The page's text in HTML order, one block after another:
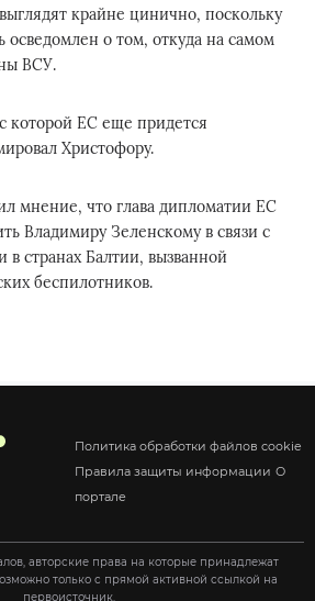
крайне цинично, поскольку
осведомлен о том, откуда на самом
ВСУ.
которой ЕС еще придется
Христофору.
мнение, что глава дипломатии ЕС
Владимиру Зеленскому в связи с
в странах Балтии, вызванной
беспилотников.
Политика обработки файлов cookie
Правила защиты информации О
портале
авторские права на которые принадлежат
только с прямой активной ссылкой на
первоисточник.